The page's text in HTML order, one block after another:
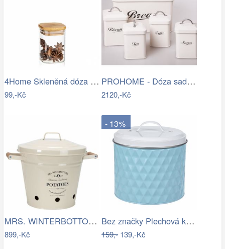
4Home Skleněná dóza na potraviny s…
99,-Kč
PROHOME - Dóza sada 5dílná plechová
2120,-Kč
MRS. WINTERBOTTOM\'S Nádoba na brambory
899,-Kč
- 13%
Bez značky Plechová kulatá dóza s…
159,-139,-Kč